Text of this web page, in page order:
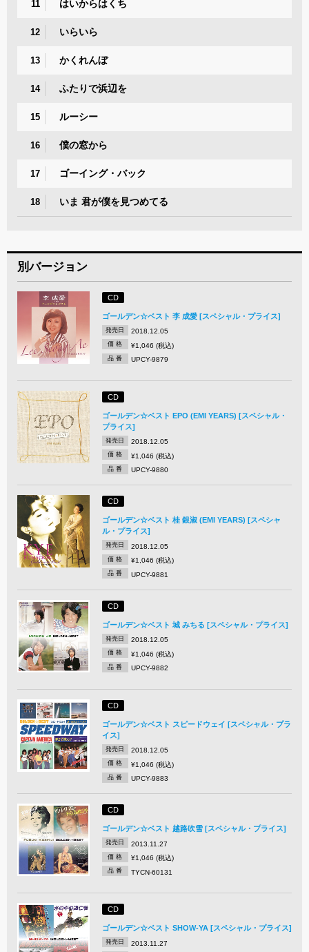
11 はいからはくち
12 いらいら
13 かくれんぼ
14 ふたりで浜辺を
15 ルーシー
16 僕の窓から
17 ゴーイング・バック
18 いま 君が僕を見つめてる
別バージョン
CD
ゴールデン☆ベスト 李 成愛 [スペシャル・プライス]
発売日 2018.12.05
価 格 ¥1,046 (税込)
品 番 UPCY-9879
CD
ゴールデン☆ベスト EPO (EMI YEARS) [スペシャル・
プライス]
発売日 2018.12.05
価 格 ¥1,046 (税込)
品 番 UPCY-9880
CD
ゴールデン☆ベスト 桂 銀淑 (EMI YEARS) [スペシャ
ル・プライス]
発売日 2018.12.05
価 格 ¥1,046 (税込)
品 番 UPCY-9881
CD
ゴールデン☆ベスト 城 みちる [スペシャル・プライス]
発売日 2018.12.05
価 格 ¥1,046 (税込)
品 番 UPCY-9882
CD
ゴールデン☆ベスト スピードウェイ [スペシャル・プラ
イス]
発売日 2018.12.05
価 格 ¥1,046 (税込)
品 番 UPCY-9883
CD
ゴールデン☆ベスト 越路吹雪 [スペシャル・プライス]
発売日 2013.11.27
価 格 ¥1,046 (税込)
品 番 TYCN-60131
CD
ゴールデン☆ベスト SHOW-YA [スペシャル・プライス]
発売日 2013.11.27